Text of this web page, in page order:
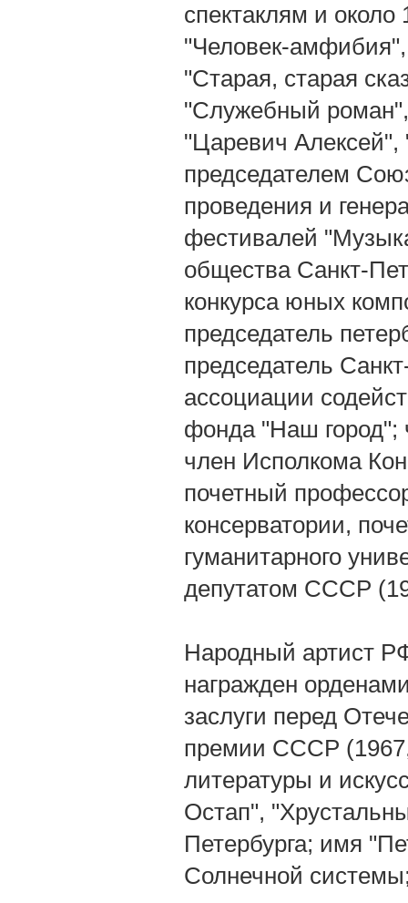
спектаклям и
"Человек-
"Старая, старая
"Служебный
"Царевич Алексей",
председателем
проведения и
фестивалей
общества Санкт-
конкурса юных
председатель
председатель
ассоциации
фонда "Наш город";
член Исполкома
почетный
консерватории,
гуманитарного
депутатом СССР
Народный артист
награжден
заслуги перед
премии СССР
литературы и
Остап",
Петербурга; имя
Солнечной